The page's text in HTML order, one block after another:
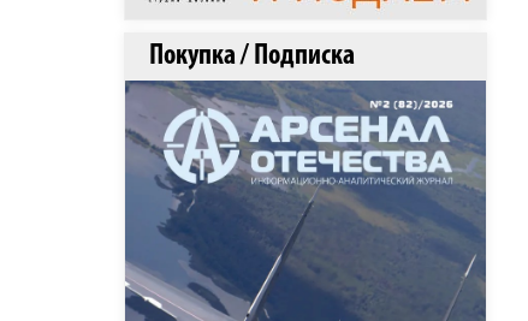
Покупка / Подписка